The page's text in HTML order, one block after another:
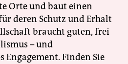
Orte und baut einen
deren Schutz und Erhalt
braucht guten, frei
– und
Engagement. Finden Sie